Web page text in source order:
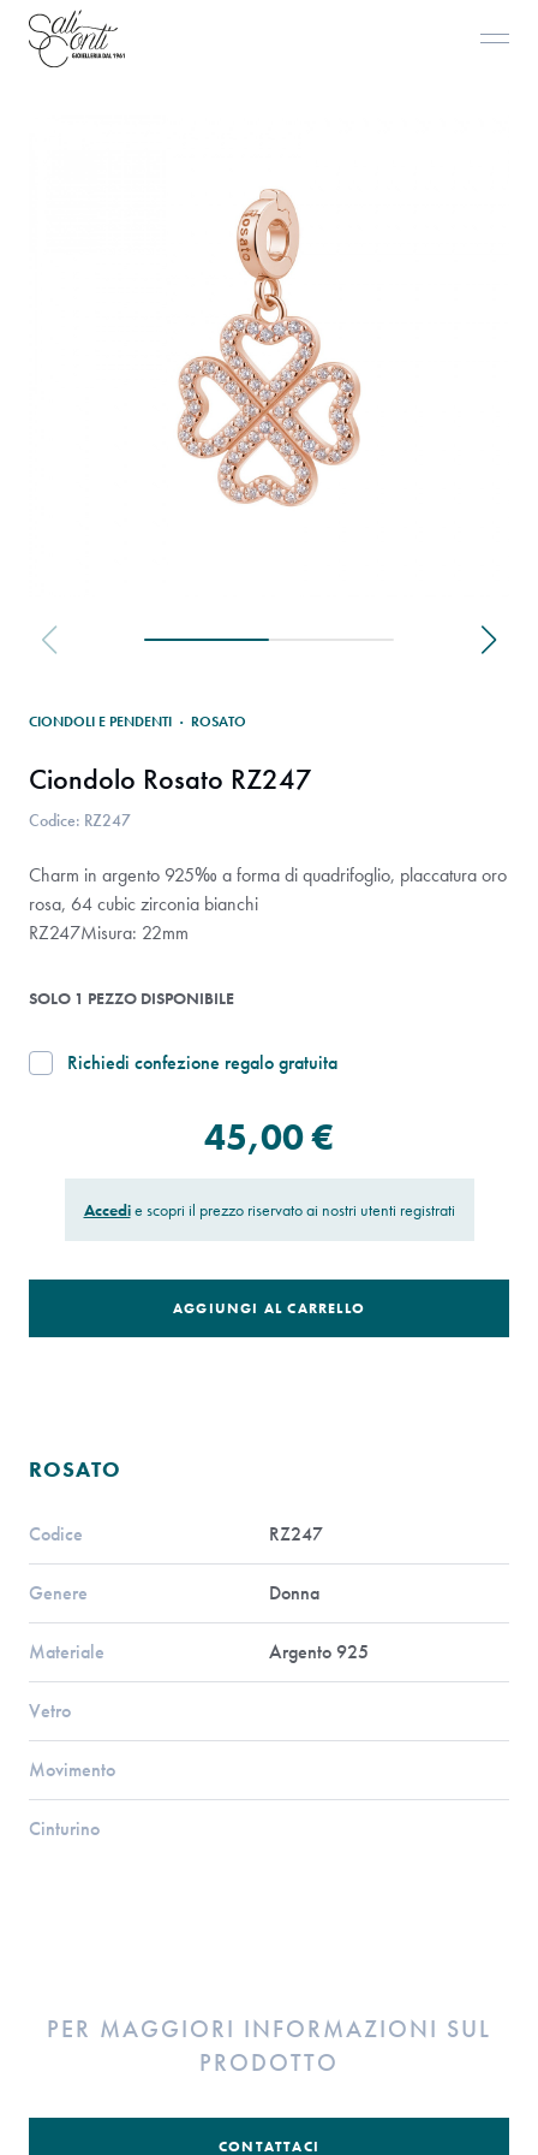
CIONDOLI E PENDENTI · ROSATO
Ciondolo Rosato RZ247
Codice: RZ247
Charm in argento 925‰ a forma di quadrifoglio, placcatura oro
rosa, 64 cubic zirconia bianchi
RZ247Misura: 22mm
SOLO 1 PEZZO DISPONIBILE
Richiedi confezione regalo gratuita
45,00 €
Accedie scopri il prezzo riservato ai nostri utenti registrati
AGGIUNGI AL CARRELLO
ROSATO
Codice RZ247
Genere Donna
Materiale Argento 925
Vetro
Movimento
Cinturino
PER MAGGIORI INFORMAZIONI SUL
PRODOTTO
CONTATTACI